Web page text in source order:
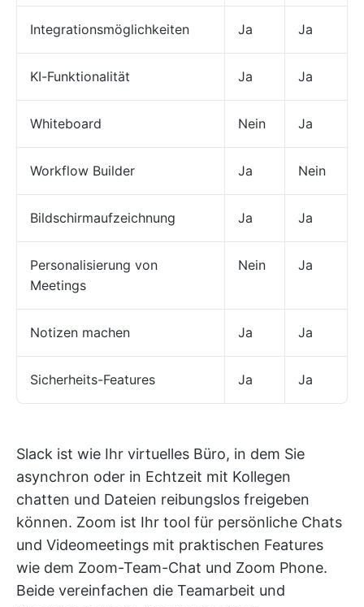
Integrationsmöglichkeiten Ja Ja
KI-Funktionalität Ja Ja
Whiteboard Nein Ja
Workflow Builder Ja Nein
Bildschirmaufzeichnung Ja Ja
Personalisierung von
Meetings
Nein Ja
Notizen machen Ja Ja
Sicherheits-Features Ja Ja
Slack ist wie Ihr virtuelles Büro, in dem Sie
asynchron oder in Echtzeit mit Kollegen
chatten und Dateien reibungslos freigeben
können. Zoom ist Ihr tool für persönliche Chats
und Videomeetings mit praktischen Features
wie dem Zoom-Team-Chat und Zoom Phone.
Beide vereinfachen die Teamarbeit und